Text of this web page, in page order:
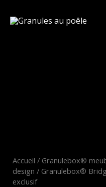
contenu
Accueil / Granulebox®
design / Granulebox®
exclusif